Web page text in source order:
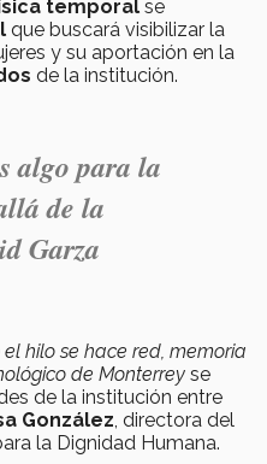
temporal se
que buscará visibilizar la
y su aportación en la
de la institución.
algo para la
de la
Garza
hilo se hace red, memoria
de Monterrey se
de la institución entre
González , directora del
la Dignidad Humana.